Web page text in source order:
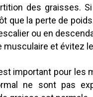
des graisses.
que la perte de
ou en
et évitez
important pour
ne sont pas